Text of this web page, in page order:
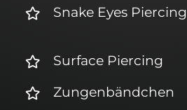
Snake Eyes Piercing
Surface Piercing
Zungenbändchen